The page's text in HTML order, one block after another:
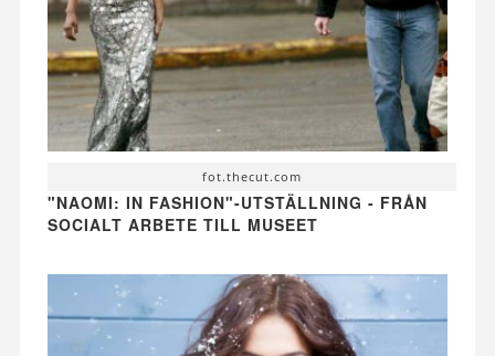
fot.thecut.com
"NAOMI: IN FASHION"-UTSTÄLLNING - FRÅN
SOCIALT ARBETE TILL MUSEET